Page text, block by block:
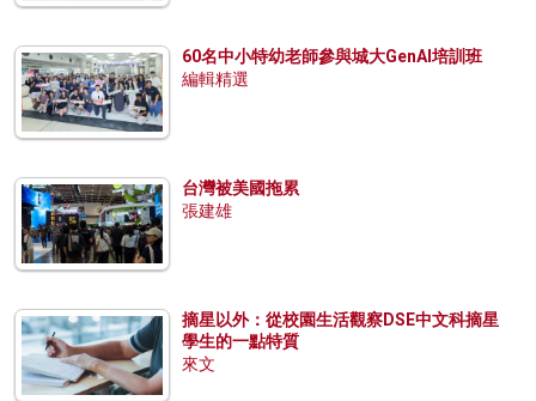
60名中小特幼老師參與城大GenAI培訓班
編輯精選
台灣被美國拖累
張建雄
摘星以外：從校園生活觀察DSE中文科摘星
學生的一點特質
來文